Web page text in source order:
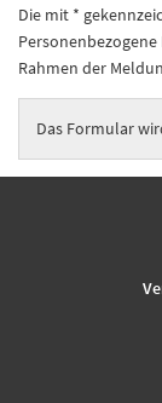
Die mit *
Rahmen der
Das Formular